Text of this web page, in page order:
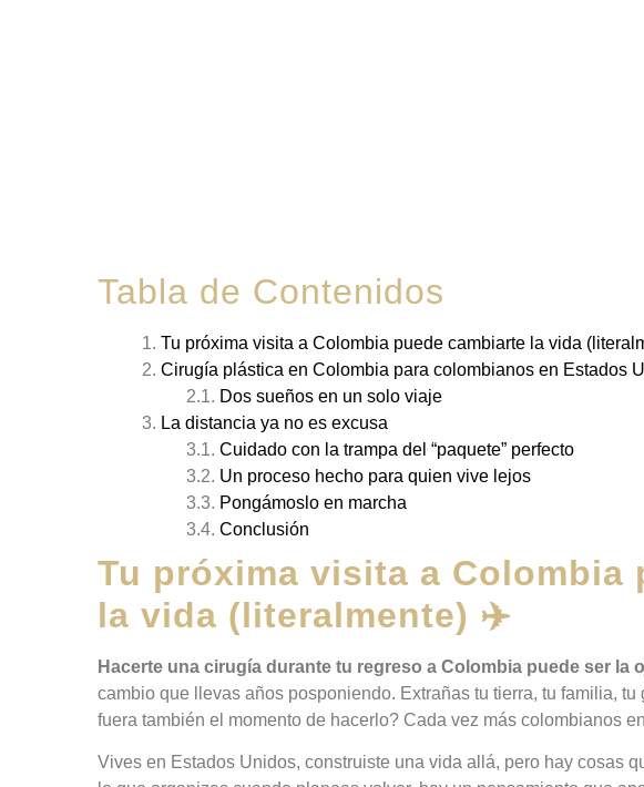
Tabla de Contenidos
Tu próxima visita a Colombia puede cambiarte la vida
Cirugía plástica en Colombia para colombianos en Estados
Dos sueños en un solo viaje
La distancia ya no es excusa
Cuidado con la trampa del “paquete” perfecto
Un proceso hecho para quien vive lejos
Pongámoslo en marcha
Conclusión
Tu próxima visita a Colombia
la vida (literalmente) ✈️
Hacerte una cirugía durante tu regreso a Colombia puede ser la
cambio que llevas años posponiendo. Extrañas tu tierra, tu familia,
fuera también el momento de hacerlo? Cada vez más colombianos
Vives en Estados Unidos, construiste una vida allá, pero hay cosas